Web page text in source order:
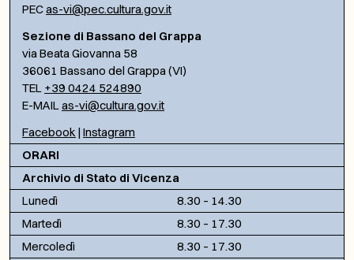
PECas-vi@pec.cultura.gov.it
Sezione di Bassano del Grappa
via Beata Giovanna 58
36061 Bassano del Grappa (VI)
TEL +39 0424 524890
E-MAILas-vi@cultura.gov.it
Facebook | Instagram
ORARI
Archivio di Stato di Vicenza
Lunedì
8.30 – 14.30
Martedì
8.30 – 17.30
Mercoledì
8.30 – 17.30